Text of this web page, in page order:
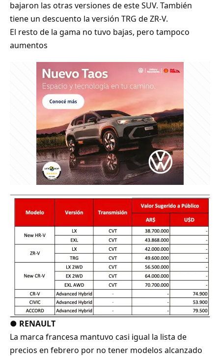
bajaron las otras versiones de este SUV. También
tiene un descuento la versión TRG de ZR-V.
El resto de la gama no tuvo bajas, pero tampoco
aumentos
● RENAULT
La marca francesa mantuvo casi igual la lista de
precios en febrero por no tener modelos alcanzado